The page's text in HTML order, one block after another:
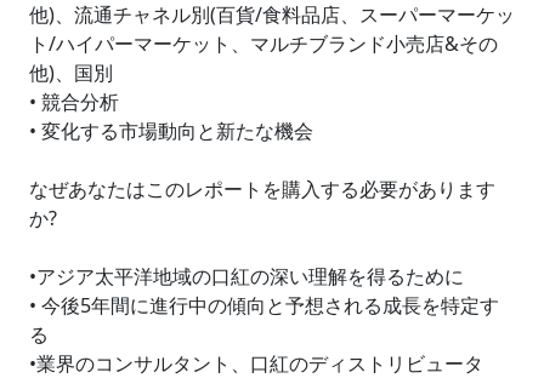
他)、流通チャネル別(百貨/食料品店、スーパーマーケッ
ト/ハイパーマーケット、マルチブランド小売店&その
他)、国別
• 競合分析
• 変化する市場動向と新たな機会
なぜあなたはこのレポートを購入する必要があります
か?
•アジア太平洋地域の口紅の深い理解を得るために
• 今後5年間に進行中の傾向と予想される成長を特定す
る
•業界のコンサルタント、口紅のディストリビュータ